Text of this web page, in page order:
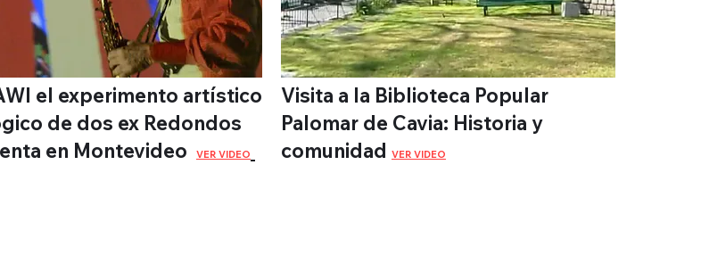
el experimento artístico
de dos ex Redondos
en Montevideo
VER VIDEO
Visita a la Biblioteca Popular
Palomar de Cavia: Historia y
comunidad VER VIDEO